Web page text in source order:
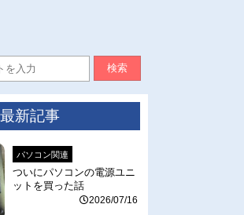
検索
最新記事
パソコン関連
ついにパソコンの電源ユニ
ットを買った話
2026/07/16